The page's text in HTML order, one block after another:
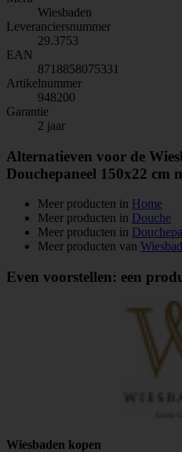
Wiesbaden
Leveranciersnummer
29.3753
EAN
8718858075331
Artikelnummer
948200
Garantie
2 jaar
Alternatieven voor de
Douchepaneel 150x22 cm
Meer producten in Home
Meer producten in Douche
Meer producten in
Meer producten van
Even voorstellen: een
Wiesbaden kopen